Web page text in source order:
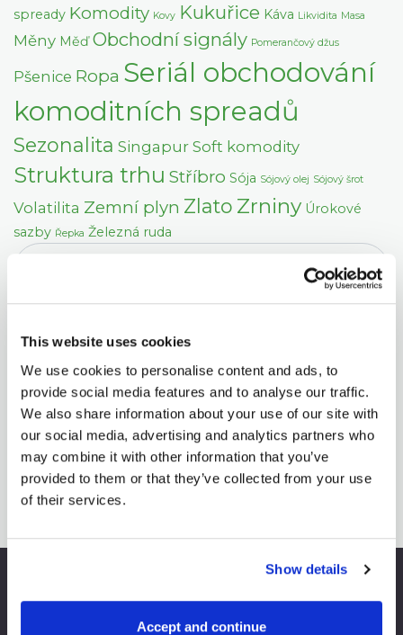
This website uses cookies
We use cookies to personalise content and ads, to
provide social media features and to analyse our traffic.
We also share information about your use of our site with
our social media, advertising and analytics partners who
may combine it with other information that you’ve
provided to them or that they’ve collected from your use
of their services.
Show details
Accept and continue
spready Komodity Kovy Kukuřice Káva Likvidita Masa
Měny Měď Obchodní signály Pomerančový džus
Pšenice Ropa Seriál obchodování
komoditních spreadů
Sezonalita Singapur Soft komodity
Struktura trhu Stříbro Sója Sójový olej Sójový šrot
Volatilita Zemní plyn Zlato Zrniny Úrokové
sazby Řepka Železná ruda
DALŠÍ ČLÁNKY